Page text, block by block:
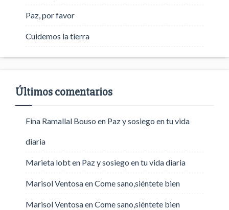
Paz, por favor
Cuidemos la tierra
Últimos comentarios
Fina Ramallal Bouso en Paz y sosiego en tu vida
diaria
Marieta lobten Paz y sosiego en tu vida diaria
Marisol VentosaenCome sano,siéntete bien
Marisol VentosaenCome sano,siéntete bien